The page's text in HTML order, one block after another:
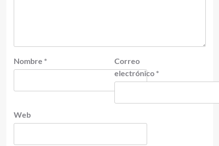
Nombre *
Correo
electrónico *
Web